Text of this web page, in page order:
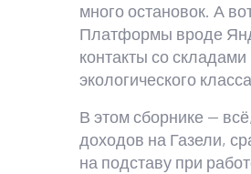
много остановок. А
Платформы вроде
контакты со
экологического
В этом сборнике —
доходов на Газели,
на подставу при